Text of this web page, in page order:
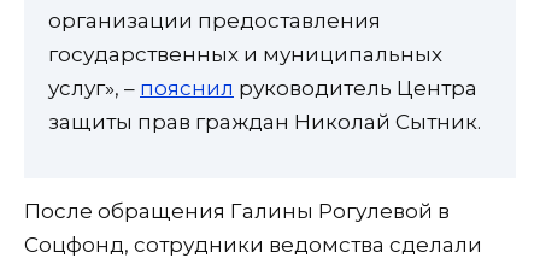
организации предоставления
государственных и муниципальных
услуг», – пояснил руководитель Центра
защиты прав граждан Николай Сытник.
После обращения Галины Рогулевой в
Соцфонд, сотрудники ведомства сделали